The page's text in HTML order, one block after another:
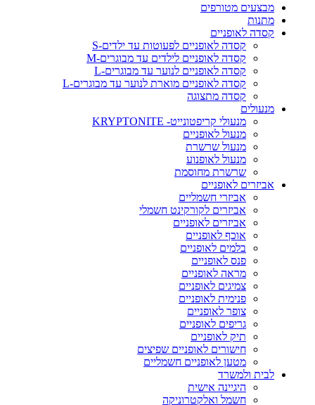
מבצעים מטורפים
מתנות
קסדה לאופניים
קסדה לאופניים לפעוטות עד ילדים-S
קסדה לאופניים לילדים עד מבוגרים-M
קסדה לאופניים לנוער עד מבוגרים-L
קסדה לאופניים מוארת לנוער עד מבוגרים-L
קסדה מתצוגה
מנעולים
מנעולי קריפטונייט- KRYPTONITE
מנעול לאופניים
מנעול שרשרת
מנעול לאופנוע
שרשרת מחוסמת
אביזרים לאופניים
אביזרי חשמליים
אביזרים לקורקינט חשמלי
אביזרים לאופניים
אוכף לאופניים
בלמים לאופניים
פנס לאופניים
מראה לאופניים
צמיגים לאופניים
פנימית לאופניים
צופר לאופניים
גריפים לאופניים
תיק לאופניים
חישורים לאופניים שפיצים
מטען לאופניים חשמליים
לבית ולמשרד
היגיינה אישית
חשמל ואלקטרוניקה